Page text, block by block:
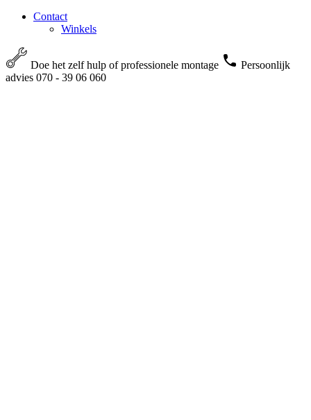
Contact
Winkels
Doe het zelf hulp of professionele montage
Persoonlijk
advies 070 - 39 06 060